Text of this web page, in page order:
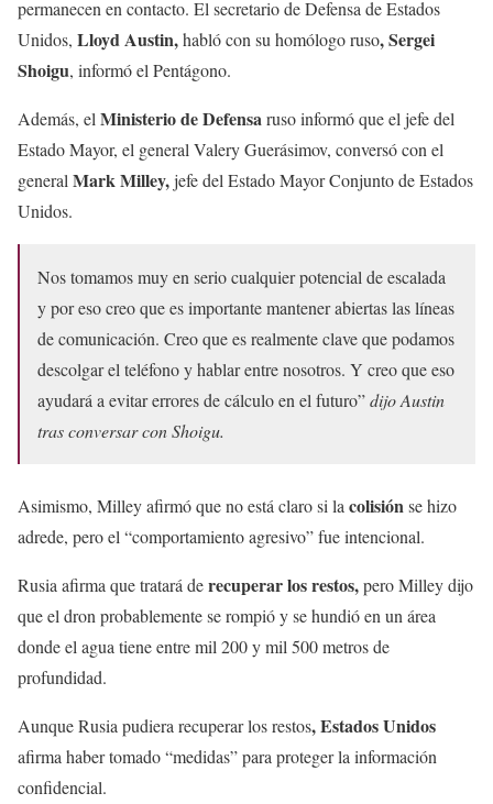
permanecen en contacto. El secretario de Defensa de Estados
Unidos, Lloyd Austin,habló con su homólogo ruso, Sergei
Shoigu, informó el Pentágono.
Además, el Ministerio de Defensaruso informó que el jefe del
Estado Mayor, el general Valery Guerásimov, conversó con el
general Mark Milley,jefe del Estado Mayor Conjunto de Estados
Unidos.
Nos tomamos muy en serio cualquier potencial de escalada
y por eso creo que es importante mantener abiertas las líneas
de comunicación. Creo que es realmente clave que podamos
descolgar el teléfono y hablar entre nosotros. Y creo que eso
ayudará a evitar errores de cálculo en el futuro”dijo Austin
tras conversar con Shoigu.
Asimismo, Milley afirmó que no está claro si la colisiónse hizo
adrede, pero el “comportamiento agresivo” fue intencional.
Rusia afirma que tratará derecuperar los restos,pero Milley dijo
que el dron probablemente se rompió y se hundió en un área
donde el agua tiene entre mil 200 y mil 500 metros de
profundidad.
Aunque Rusia pudiera recuperar los restos, Estados Unidos
afirma haber tomado “medidas” para proteger la información
confidencial.